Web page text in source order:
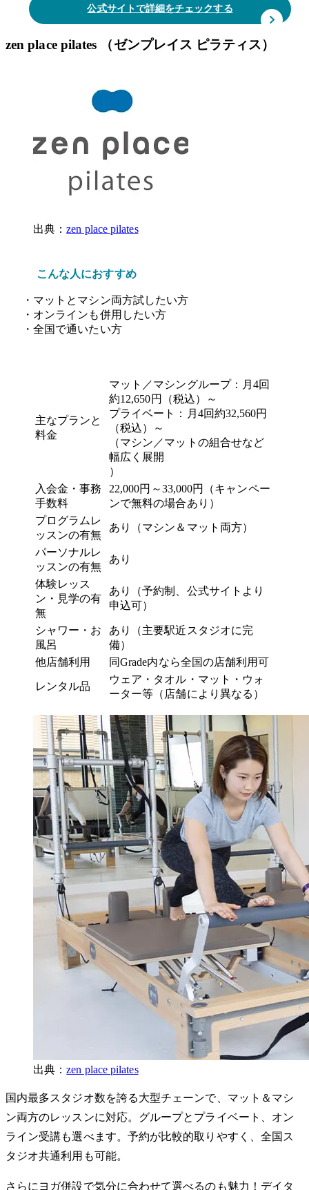
公式サイトで詳細をチェックする
zen place pilates （ゼンプレイス ピラティス）
出典：zen place pilates
こんな人におすすめ
・マットとマシン両方試したい方
・オンラインも併用したい方
・全国で通いたい方
主なプランと
料金
マット／マシングループ：月4回
約12,650円（税込）～
プライベート：月4回約32,560円
（税込）～
（マシン／マットの組合せなど
幅広く展開
）
入会金・事務
手数料
22,000円～33,000円（キャンペー
ンで無料の場合あり）
プログラムレ
ッスンの有無
あり（マシン＆マット両方）
パーソナルレ
ッスンの有無
あり
体験レッス
ン・見学の有
無
あり（予約制、公式サイトより
申込可）
シャワー・お
風呂
あり（主要駅近スタジオに完
備）
他店舗利用
同Grade内なら全国の店舗利用可
レンタル品
ウェア・タオル・マット・ウォ
ーター等（店舗により異なる）
出典：zen place pilates
国内最多スタジオ数を誇る大型チェーンで、マット＆マシ
ン両方のレッスンに対応。グループとプライベート、オン
ライン受講も選べます。予約が比較的取りやすく、全国ス
タジオ共通利用も可能。
さらにヨガ併設で気分に合わせて選べるのも魅力！デイタ